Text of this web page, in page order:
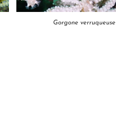
Gorgone verruqueuse